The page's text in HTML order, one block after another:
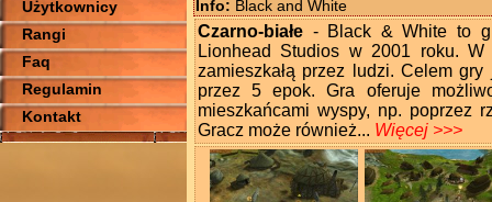
Użytkownicy
Rangi
Faq
Regulamin
Kontakt
Info: Black and White
Czarno-białe - Black & White to
Lionhead Studios w 2001 roku.
zamieszkałą przez ludzi. Celem
przez 5 epok. Gra oferuje
mieszkańcami wyspy, np. poprzez
Gracz może również... Więcej >>>